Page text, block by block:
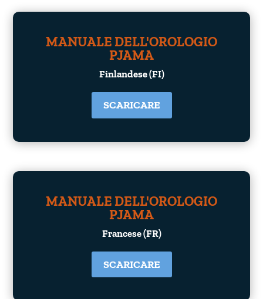
MANUALE DELL'OROLOGIO
PJAMA
Finlandese (FI)
SCARICARE
MANUALE DELL'OROLOGIO
PJAMA
Francese (FR)
SCARICARE